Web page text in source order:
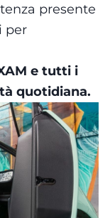
presente
per
e tutti i
quotidiana.